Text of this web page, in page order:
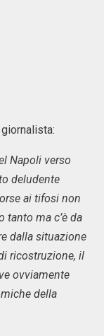
Napoli verso
deludente
ai tifosi non
tanto ma c’è da
dalla situazione
ricostruzione, il
ovviamente
della